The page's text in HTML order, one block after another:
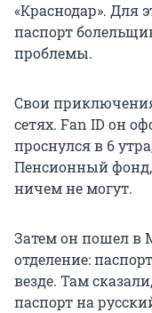
«Краснодар». Для
паспорт
проблемы.
Свои
сетях. Fan ID он
проснулся в 6
Пенсионный фонд,
ничем не могут.
Затем он пошел в
отделение:
везде. Там
паспорт на